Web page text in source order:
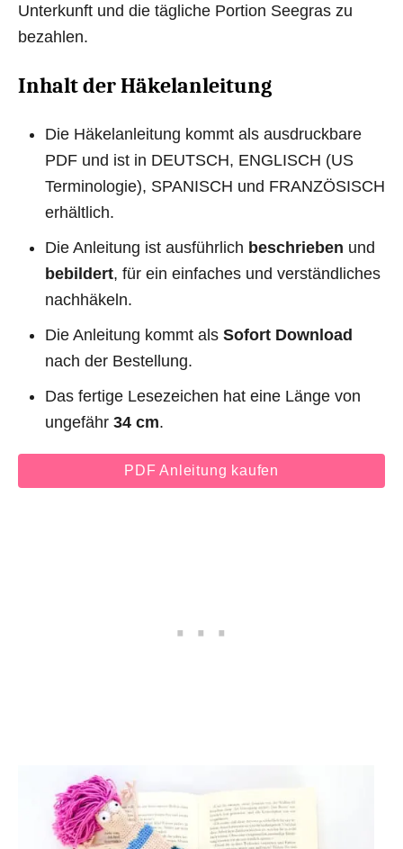
Unterkunft und die tägliche Portion Seegras zu
bezahlen.
Inhalt der Häkelanleitung
Die Häkelanleitung kommt als ausdruckbare
PDF und ist in DEUTSCH, ENGLISCH (US
Terminologie), SPANISCH und FRANZÖSISCH
erhältlich.
Die Anleitung ist ausführlich beschrieben und
bebildert, für ein einfaches und verständliches
nachhäkeln.
Die Anleitung kommt als Sofort Download
nach der Bestellung.
Das fertige Lesezeichen hat eine Länge von
ungefähr 34 cm.
PDF Anleitung kaufen